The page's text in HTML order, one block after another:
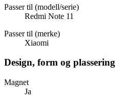
Passer til (modell/serie)
Redmi Note 11
Passer til (merke)
Xiaomi
Design, form og plassering
Magnet
Ja